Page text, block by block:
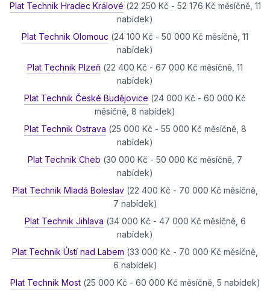
Plat Technik Hradec Králové (22 250 Kč - 52 176 Kč měsíčně, 11
nabídek)
Plat Technik Olomouc (24 100 Kč - 50 000 Kč měsíčně, 11
nabídek)
Plat Technik Plzeň (22 400 Kč - 67 000 Kč měsíčně, 11
nabídek)
Plat Technik České Budějovice (24 000 Kč - 60 000 Kč
měsíčně, 8 nabídek)
Plat Technik Ostrava (25 000 Kč - 55 000 Kč měsíčně, 8
nabídek)
Plat Technik Cheb (30 000 Kč - 50 000 Kč měsíčně, 7
nabídek)
Plat Technik Mladá Boleslav (22 400 Kč - 70 000 Kč měsíčně,
7 nabídek)
Plat Technik Jihlava (34 000 Kč - 47 000 Kč měsíčně, 6
nabídek)
Plat Technik Ústí nad Labem (33 000 Kč - 70 000 Kč měsíčně,
6 nabídek)
Plat Technik Most (25 000 Kč - 60 000 Kč měsíčně, 5 nabídek)